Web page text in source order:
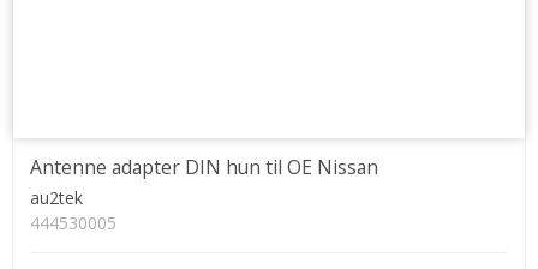
Antenne adapter DIN hun til OE Nissan
au2tek
444530005